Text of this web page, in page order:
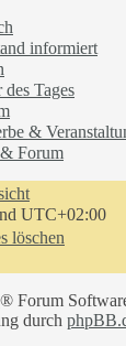
informiert
Tages
&
Forum
UTC+02:00
löschen
® Forum
durch